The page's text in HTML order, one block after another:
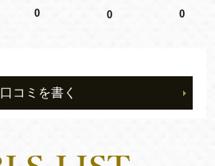
0
0
0
口コミを書く